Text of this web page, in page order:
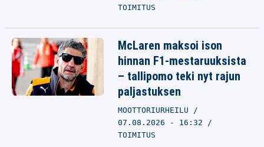
TOIMITUS
McLaren maksoi ison
hinnan F1-mestaruuksista
– tallipomo teki nyt rajun
paljastuksen
MOOTTORIURHEILU
07.08.2026 - 16:32
TOIMITUS